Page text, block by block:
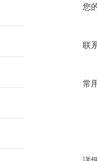
您
联
常